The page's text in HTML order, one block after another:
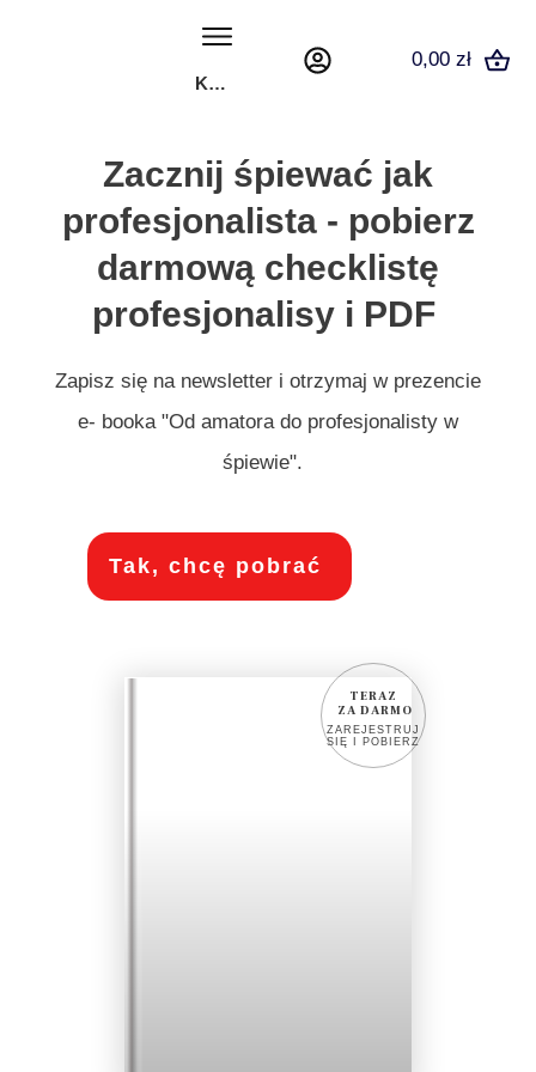
KONTAKT
0,00 zł
Zacznij śpiewać jak
profesjonalista - pobierz
darmową checklistę
profesjonalisy i PDF
Zapisz się na newsletter i otrzymaj w prezencie
e- booka "Od amatora do profesjonalisty w
śpiewie".
Tak, chcę pobrać
TERAZ
ZA DARMO
ZAREJESTRUJ
SIĘ I POBIERZ